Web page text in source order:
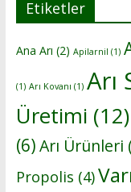
Etiketler
Ana Arı (2) Apilarnil (1)
(1) Arı Kovanı (1) Arı
Üretimi (12)
(6)Arı Ürünleri
Propolis (4)